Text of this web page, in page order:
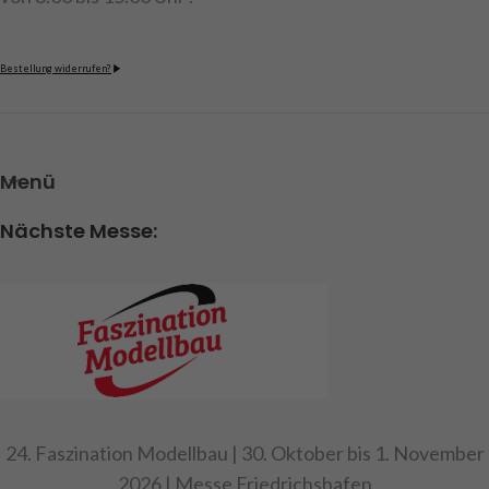
Bestellung widerrufen?
Menü
Nächste Messe:
24. Faszination Modellbau | 30. Oktober bis 1. November
2026 | Messe Friedrichshafen